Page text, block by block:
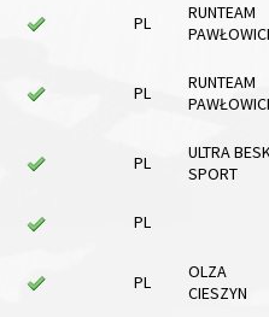
PL
RUNTEAM
PL
RUNTEAM
PL
ULTRA
SPORT
PL
PL
OLZA
CIESZYN